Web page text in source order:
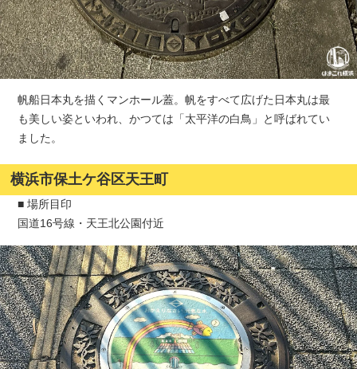
帆船日本丸を描くマンホール蓋。帆をすべて広げた日本丸は最
も美しい姿といわれ、かつては「太平洋の白鳥」と呼ばれてい
ました。
横浜市保土ケ谷区天王町
■ 場所目印
国道16号線・天王北公園付近